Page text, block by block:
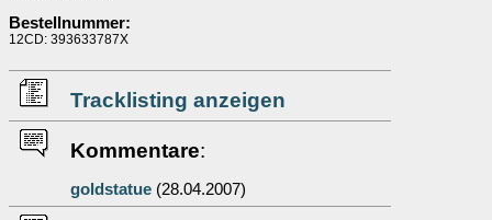
Bestellnummer:
12CD: 393633787X
Tracklisting anzeigen
Kommentare:
goldstatue (28.04.2007)